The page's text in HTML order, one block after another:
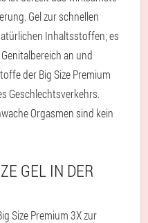
Gel zur schnellen
Inhaltsstoffen; es
an und
der Big Size Premium
Geschlechtsverkehrs.
Orgasmen sind kein
GEL IN DER
Size Premium 3X zur